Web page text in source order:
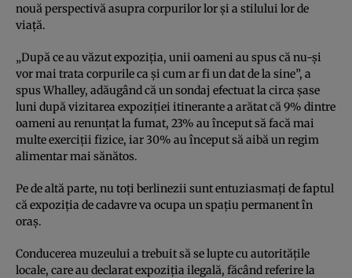
nouă perspectivă asupra corpurilor lor şi a stilului lor de
viaţă.
„După ce au văzut expoziţia, unii oameni au spus că nu-şi
vor mai trata corpurile ca şi cum ar fi un dat de la sine”, a
spus Whalley, adăugând că un sondaj efectuat la circa şase
luni după vizitarea expoziţiei itinerante a arătat că 9% dintre
oameni au renunţat la fumat, 23% au început să facă mai
multe exerciţii fizice, iar 30% au început să aibă un regim
alimentar mai sănătos.
Pe de altă parte, nu toţi berlinezii sunt entuziasmaţi de faptul
că expoziţia de cadavre va ocupa un spaţiu permanent în
oraş.
Conducerea muzeului a trebuit să se lupte cu autorităţile
locale, care au declarat expoziţia ilegală, făcând referire la